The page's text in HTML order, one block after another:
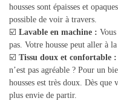
housses sont épaisses et
possible de voir à travers.
☑️ Lavable en machine :
pas. Votre housse peut aller à
☑️ Tissu doux et confortable :
n’est pas agréable ? Pour un
housses est très doux. Dès que
plus envie de partir.